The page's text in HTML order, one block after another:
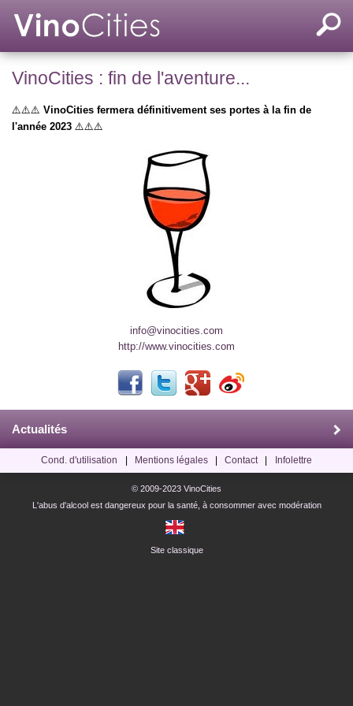
VinoCities : fin de l'aventure...
⚠️⚠️⚠️VinoCities fermera définitivement ses portes à la fin de
l'année 2023 ⚠️⚠️⚠️
info@vinocities.com
http://www.vinocities.com
Actualités
Cond. d'utilisation Mentions légales Contact Infolettre
© 2009-2023 VinoCities
L'abus d'alcool est dangereux pour la santé, à consommer avec modération
Site classique